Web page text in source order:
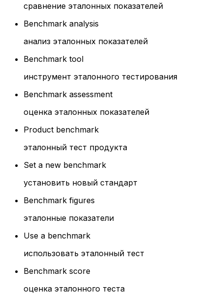
сравнение эталонных показателей
Benchmark analysis
анализ эталонных показателей
Benchmark tool
инструмент эталонного тестирования
Benchmark assessment
оценка эталонных показателей
Product benchmark
эталонный тест продукта
Set a new benchmark
установить новый стандарт
Benchmark figures
эталонные показатели
Use a benchmark
использовать эталонный тест
Benchmark score
оценка эталонного теста